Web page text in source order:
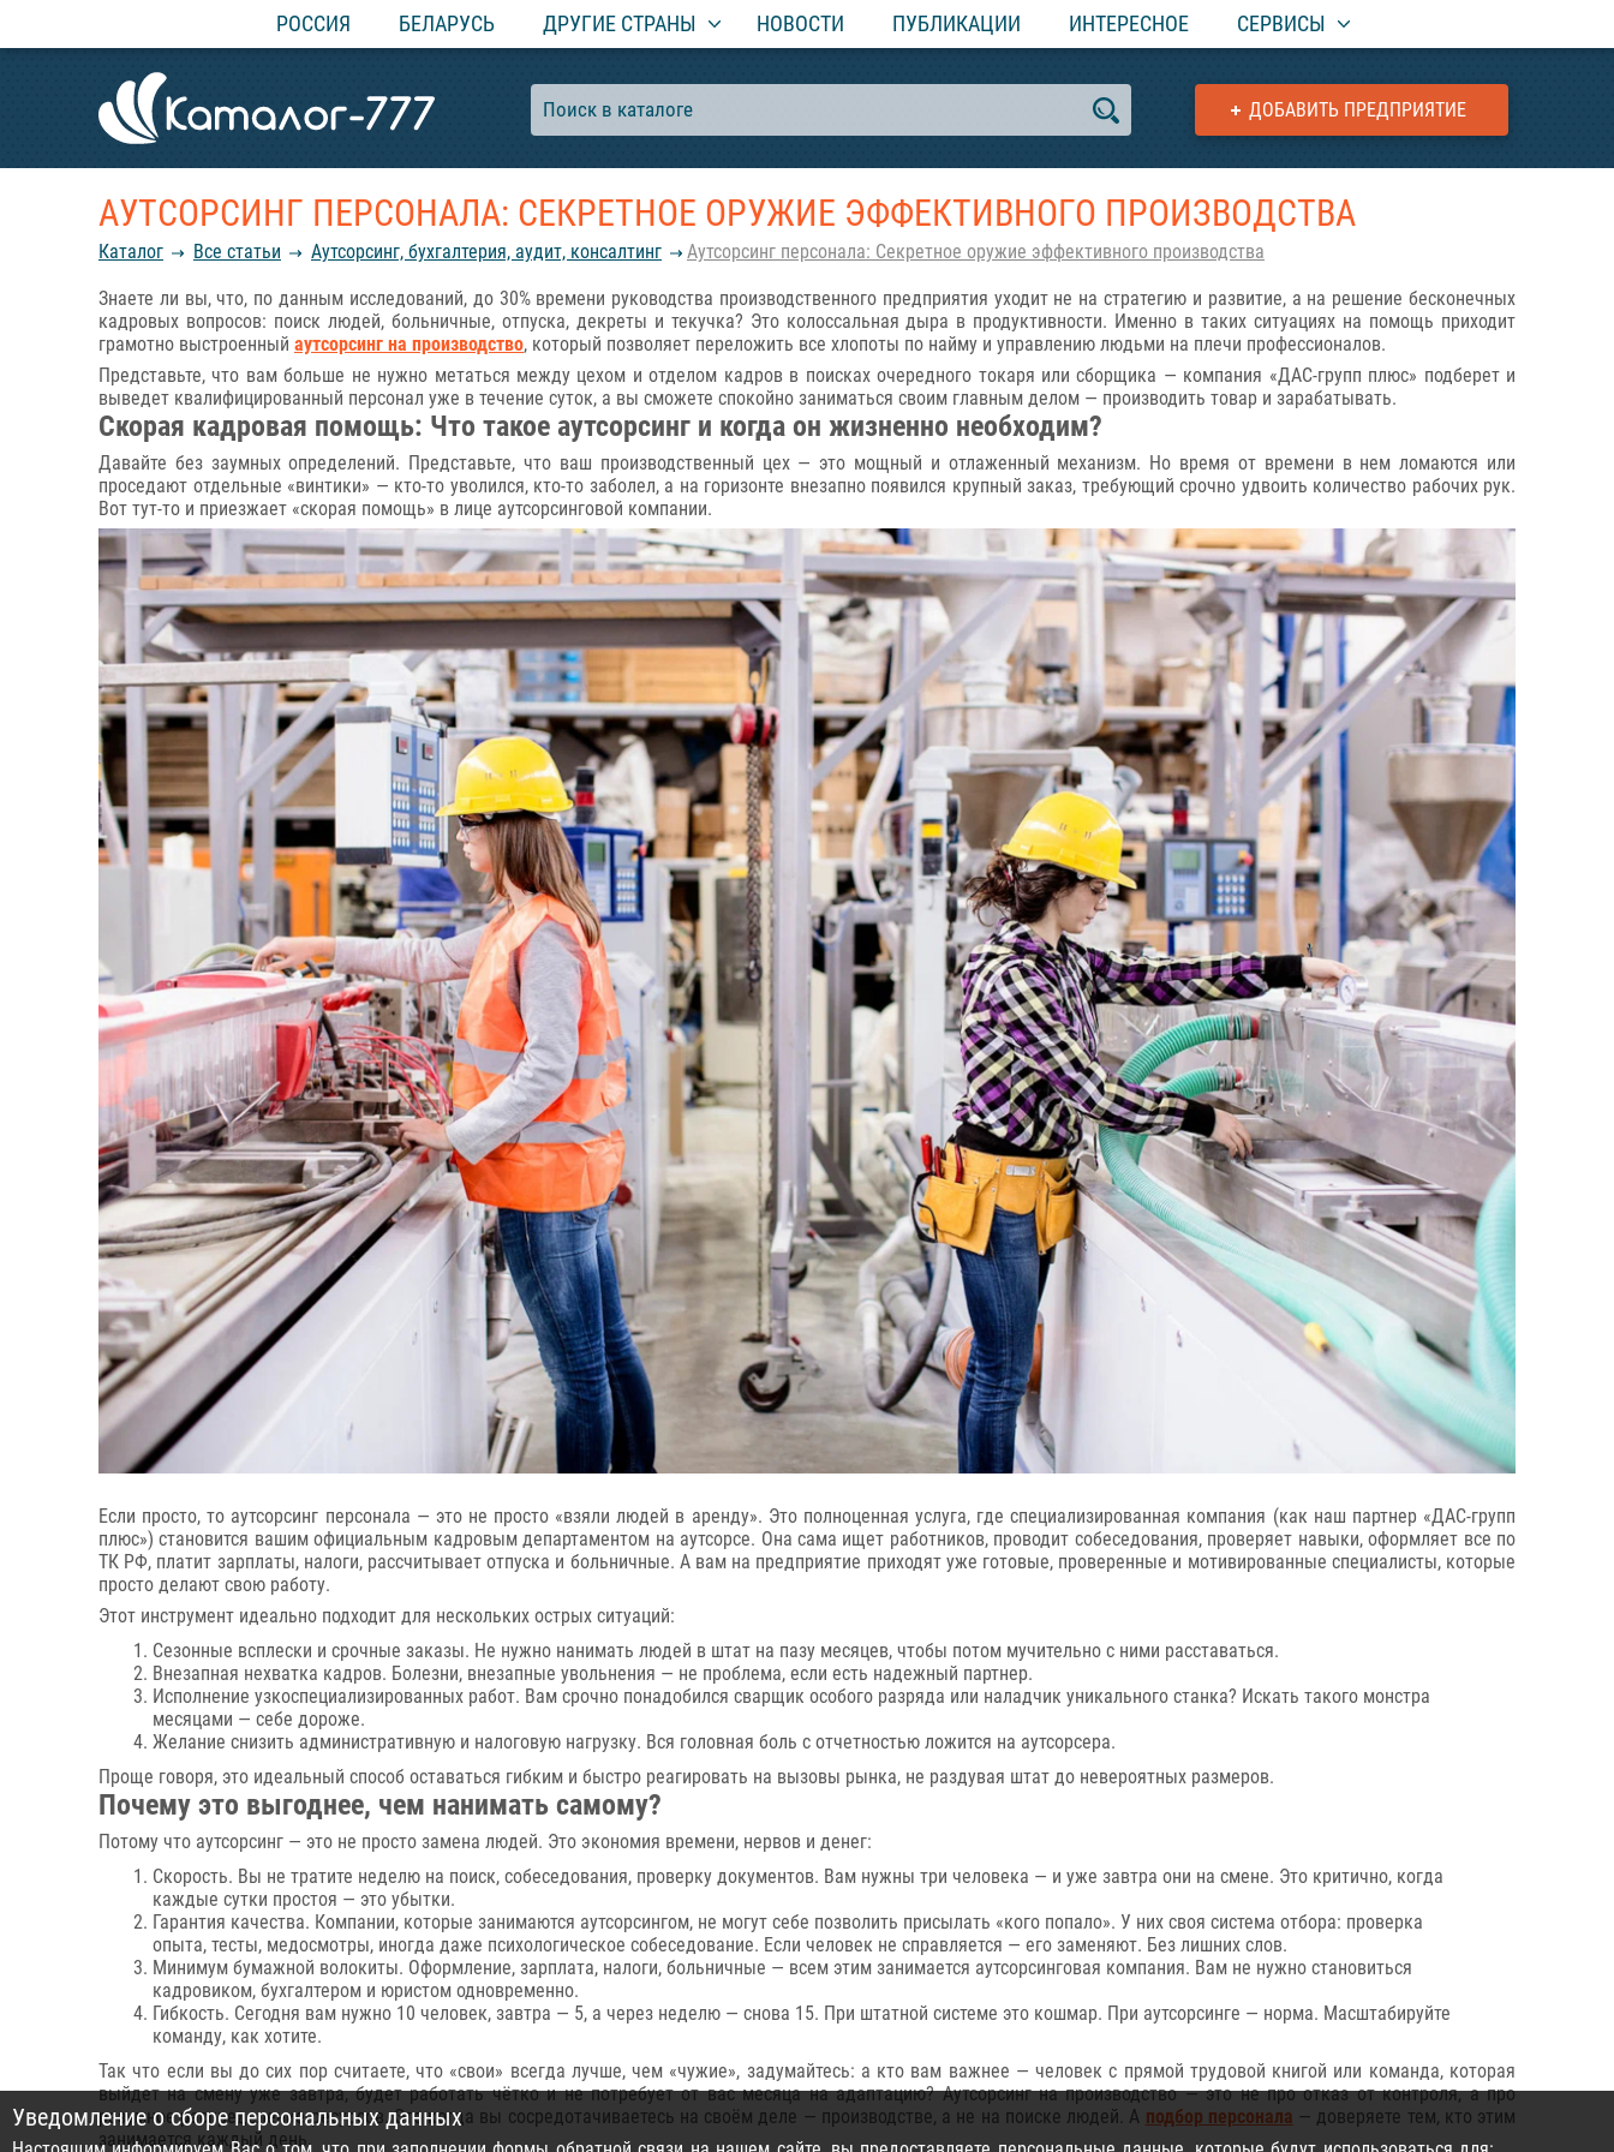
РОССИЯ БЕЛАРУСЬ ДРУГИЕ СТРАНЫ НОВОСТИ ПУБЛИКАЦИИ ИНТЕРЕСНОЕ СЕРВИСЫ
ДОБАВИТЬ ПРЕДПРИЯТИЕ
АУТСОРСИНГ ПЕРСОНАЛА: СЕКРЕТНОЕ ОРУЖИЕ ЭФФЕКТИВНОГО ПРОИЗВОДСТВА
Каталог Все статьи Аутсорсинг, бухгалтерия, аудит, консалтинг Аутсорсинг персонала: Секретное оружие эффективного производства
Знаете ли вы, что, по данным исследований, до 30% времени руководства производственного предприятия уходит не на стратегию и развитие, а на решение бесконечных
кадровых вопросов: поиск людей, больничные, отпуска, декреты и текучка? Это колоссальная дыра в продуктивности. Именно в таких ситуациях на помощь приходит
грамотно выстроенный аутсорсинг на производство, который позволяет переложить все хлопоты по найму и управлению людьми на плечи профессионалов.
Представьте, что вам больше не нужно метаться между цехом и отделом кадров в поисках очередного токаря или сборщика — компания «ДАС-групп плюс» подберет и
выведет квалифицированный персонал уже в течение суток, а вы сможете спокойно заниматься своим главным делом — производить товар и зарабатывать.
Скорая кадровая помощь: Что такое аутсорсинг и когда он жизненно необходим?
Давайте без заумных определений. Представьте, что ваш производственный цех — это мощный и отлаженный механизм. Но время от времени в нем ломаются или
проседают отдельные «винтики» — кто-то уволился, кто-то заболел, а на горизонте внезапно появился крупный заказ, требующий срочно удвоить количество рабочих рук.
Вот тут-то и приезжает «скорая помощь» в лице аутсорсинговой компании.
Если просто, то аутсорсинг персонала — это не просто «взяли людей в аренду». Это полноценная услуга, где специализированная компания (как наш партнер «ДАС-групп
плюс») становится вашим официальным кадровым департаментом на аутсорсе. Она сама ищет работников, проводит собеседования, проверяет навыки, оформляет все по
ТК РФ, платит зарплаты, налоги, рассчитывает отпуска и больничные. А вам на предприятие приходят уже готовые, проверенные и мотивированные специалисты, которые
просто делают свою работу.
Этот инструмент идеально подходит для нескольких острых ситуаций:
Сезонные всплески и срочные заказы. Не нужно нанимать людей в штат на пазу месяцев, чтобы потом мучительно с ними расставаться.
Внезапная нехватка кадров. Болезни, внезапные увольнения — не проблема, если есть надежный партнер.
Исполнение узкоспециализированных работ. Вам срочно понадобился сварщик особого разряда или наладчик уникального станка? Искать такого монстра
месяцами — себе дороже.
Желание снизить административную и налоговую нагрузку. Вся головная боль с отчетностью ложится на аутсорсера.
Проще говоря, это идеальный способ оставаться гибким и быстро реагировать на вызовы рынка, не раздувая штат до невероятных размеров.
Почему это выгоднее, чем нанимать самому?
Потому что аутсорсинг — это не просто замена людей. Это экономия времени, нервов и денег:
Скорость. Вы не тратите неделю на поиск, собеседования, проверку документов. Вам нужны три человека — и уже завтра они на смене. Это критично, когда
каждые сутки простоя — это убытки.
Гарантия качества. Компании, которые занимаются аутсорсингом, не могут себе позволить присылать «кого попало». У них своя система отбора: проверка
опыта, тесты, медосмотры, иногда даже психологическое собеседование. Если человек не справляется — его заменяют. Без лишних слов.
Минимум бумажной волокиты. Оформление, зарплата, налоги, больничные — всем этим занимается аутсорсинговая компания. Вам не нужно становиться
кадровиком, бухгалтером и юристом одновременно.
Гибкость. Сегодня вам нужно 10 человек, завтра — 5, а через неделю — снова 15. При штатной системе это кошмар. При аутсорсинге — норма. Масштабируйте
команду, как хотите.
Так что если вы до сих пор считаете, что «свои» всегда лучше, чем «чужие», задумайтесь: а кто вам важнее — человек с прямой трудовой книгой или команда, которая
выйдет на смену уже завтра, будет работать чётко и не потребует от вас месяца на адаптацию? Аутсорсинг на производство — это не про отказ от контроля, а про
разумное распределение ресурсов. Это когда вы сосредотачиваетесь на своём деле — производстве, а не на поиске людей. А подбор персонала — доверяете тем, кто этим
занимается каждый день.
Уведомление о сборе персональных данных